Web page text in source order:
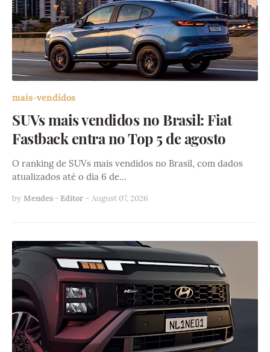
mais-vendidos
SUVs mais vendidos no Brasil: Fiat
Fastback entra no Top 5 de agosto
O ranking de SUVs mais vendidos no Brasil, com dados
atualizados até o dia 6 de…
by Mendes - Editor - August 07, 2026